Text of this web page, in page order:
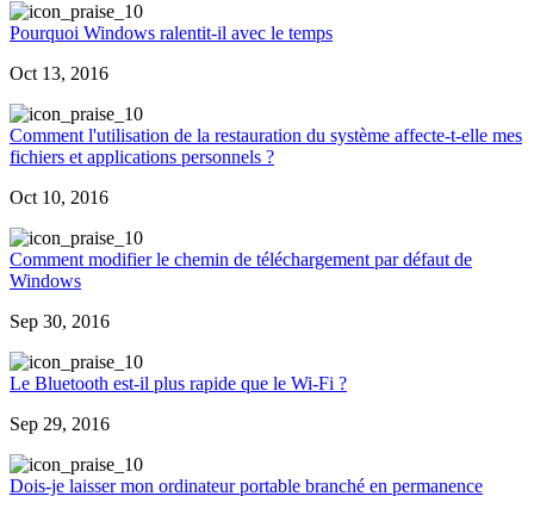
0
Pourquoi Windows ralentit-il avec le temps
Oct 13, 2016
0
Comment l'utilisation de la restauration du système affecte-t-elle mes
fichiers et applications personnels ?
Oct 10, 2016
0
Comment modifier le chemin de téléchargement par défaut de
Windows
Sep 30, 2016
0
Le Bluetooth est-il plus rapide que le Wi-Fi ?
Sep 29, 2016
0
Dois-je laisser mon ordinateur portable branché en permanence